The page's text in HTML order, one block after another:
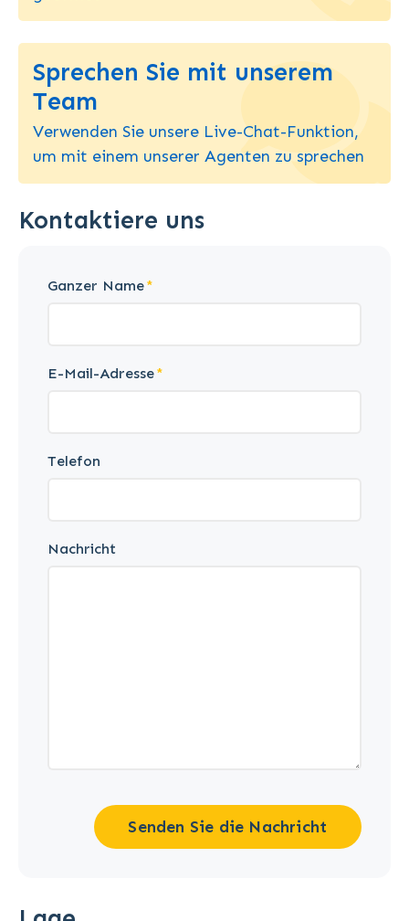
Sprechen Sie mit unserem
Team
Verwenden Sie unsere Live-Chat-Funktion,
um mit einem unserer Agenten zu sprechen
Kontaktiere uns
Ganzer Name
E-Mail-Adresse
Telefon
Nachricht
Senden Sie die Nachricht